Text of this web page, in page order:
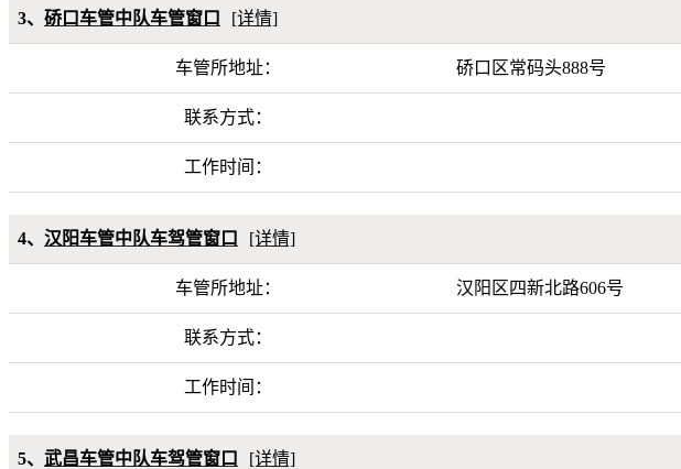
3、 硚口车管中队车管窗口 [详情]
车管所地址： 硚口区常码头888号
联系方式：
工作时间：
4、 汉阳车管中队车驾管窗口 [详情]
车管所地址： 汉阳区四新北路606号
联系方式：
工作时间：
5、 武昌车管中队车驾管窗口 [详情]